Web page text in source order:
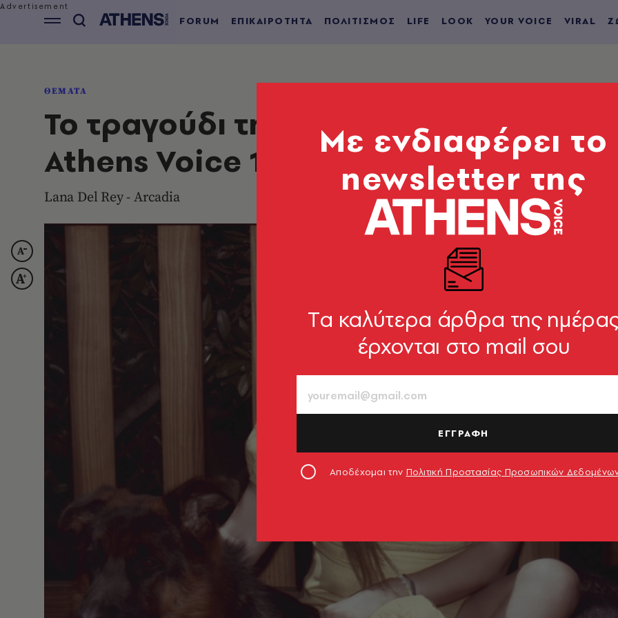
FORUM ΕΠΙΚΑΙΡΟΤΗΤΑ ΠΟΛΙΤΙΣΜΟΣ LIFE LOOK YOUR VOICE VIRAL
ΘΕΜΑΤΑ
Το τραγούδι της ημέρας 10.09.2021
Athens Voice 102.5
Lana Del Rey - Arcadia
Mε ενδιαφέρει το
newsletter της
Tα καλύτερα άρθρα της
έρχονται στο mail σου
ΕΓΓΡΑΦΗ
Αποδέχομαι την Πολιτική Προστασίας Προσωπικών